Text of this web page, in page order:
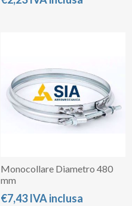
Monocollare Diametro 480
mm
€7,43 IVA inclusa